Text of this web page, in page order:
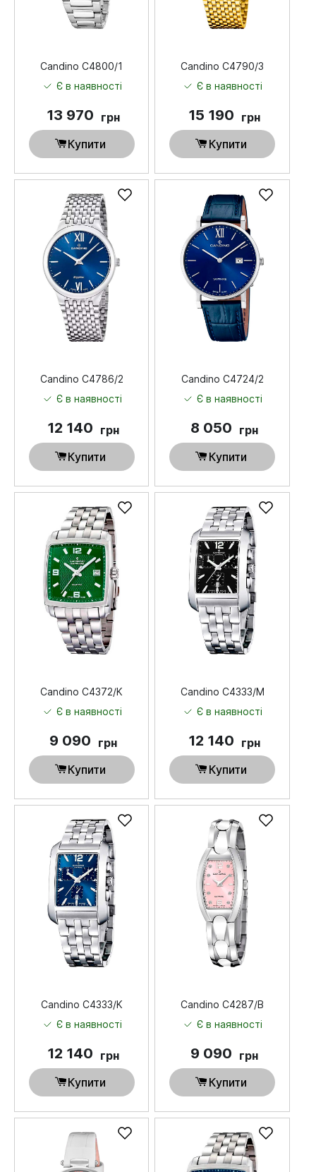
Candino C4800/1
Є в наявності
13 970 грн
Купити
Candino C4790/3
Є в наявності
15 190 грн
Купити
Candino C4786/2
Є в наявності
12 140 грн
Купити
Candino C4724/2
Є в наявності
8 050 грн
Купити
Candino C4372/K
Є в наявності
9 090 грн
Купити
Candino C4333/M
Є в наявності
12 140 грн
Купити
Candino C4333/K
Є в наявності
12 140 грн
Купити
Candino C4287/B
Є в наявності
9 090 грн
Купити